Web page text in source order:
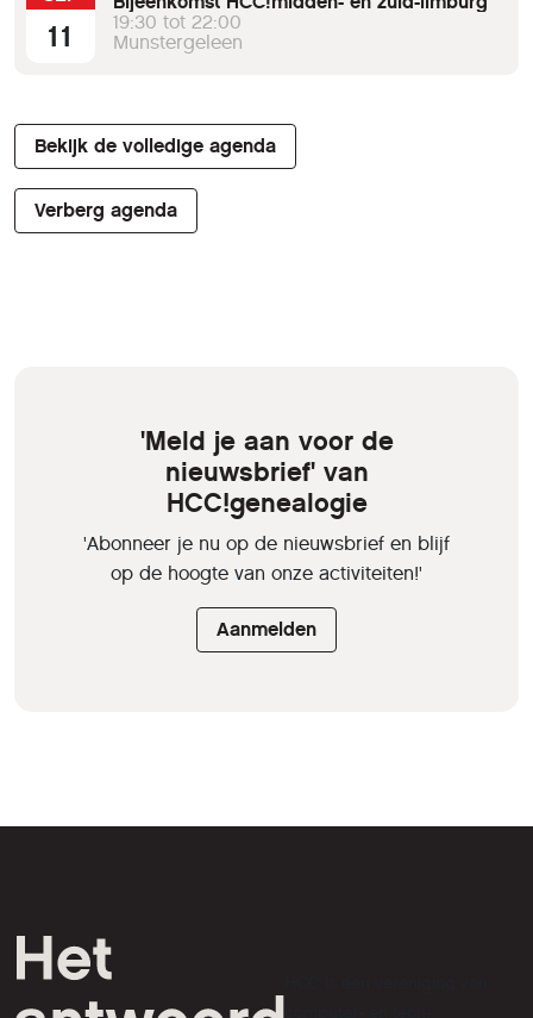
11
19:30 tot 22:00
Munstergeleen
Bekijk de volledige agenda
Verberg agenda
'Meld je aan voor de
nieuwsbrief' van
HCC!genealogie
'Abonneer je nu op de nieuwsbrief en blijf
op de hoogte van onze activiteiten!'
Aanmelden